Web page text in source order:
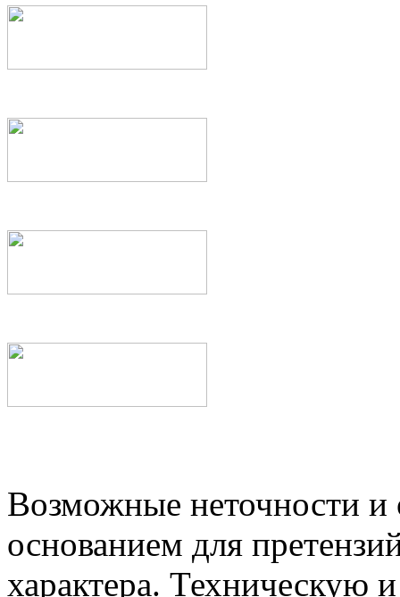
Возможные неточности и
основанием для
характера.